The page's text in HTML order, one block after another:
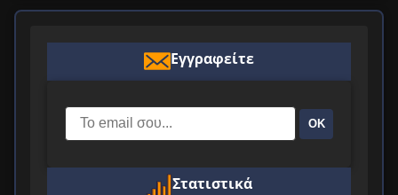
Εγγραφείτε
ΟΚ
Στατιστικά